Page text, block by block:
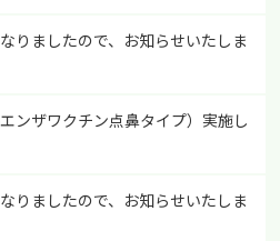
りましたので、お知らせいたしま
ンザワクチン点鼻タイプ）実施し
りましたので、お知らせいたしま